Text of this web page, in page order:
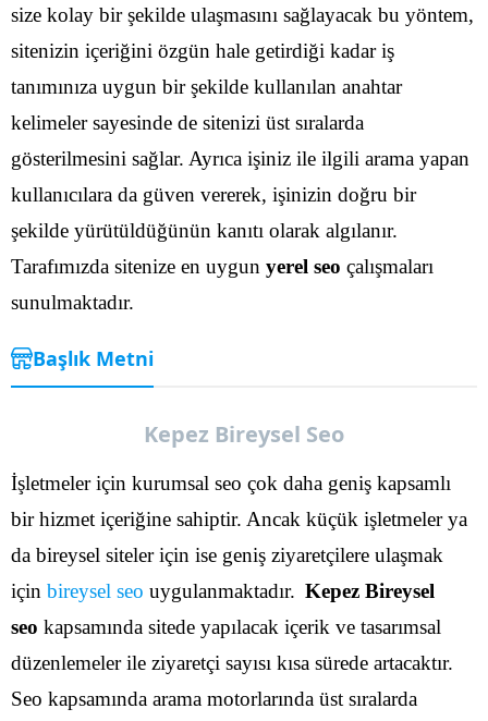
size kolay bir şekilde ulaşmasını sağlayacak bu yöntem,
sitenizin içeriğini özgün hale getirdiği kadar iş
tanımınıza uygun bir şekilde kullanılan anahtar
kelimeler sayesinde de sitenizi üst sıralarda
gösterilmesini sağlar. Ayrıca işiniz ile ilgili arama yapan
kullanıcılara da güven vererek, işinizin doğru bir
şekilde yürütüldüğünün kanıtı olarak algılanır.
Tarafımızda sitenize en uygun yerel seo çalışmaları
sunulmaktadır.
Başlık Metni
Kepez Bireysel Seo
İşletmeler için kurumsal seo çok daha geniş kapsamlı
bir hizmet içeriğine sahiptir. Ancak küçük işletmeler ya
da bireysel siteler için ise geniş ziyaretçilere ulaşmak
için bireysel seo uygulanmaktadır. Kepez Bireysel
seo kapsamında sitede yapılacak içerik ve tasarımsal
düzenlemeler ile ziyaretçi sayısı kısa sürede artacaktır.
Seo kapsamında arama motorlarında üst sıralarda